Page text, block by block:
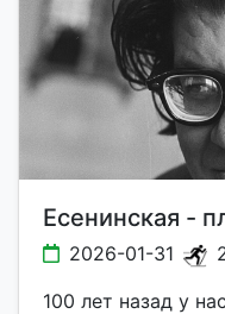
Есенинская -
2026-01-31
100 лет назад у